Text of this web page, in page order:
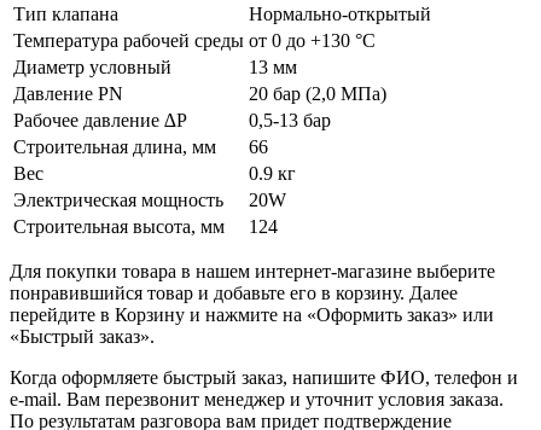
Тип клапана
Нормально-открытый
Температура рабочей среды от 0 до +130 °С
Диаметр условный
13 мм
Давление PN
20 бар (2,0 МПа)
Рабочее давление ∆P
0,5-13 бар
Строительная длина, мм
66
Вес
0.9 кг
Электрическая мощность
20W
Строительная высота, мм
124
Для покупки товара в нашем интернет-магазине выберите
понравившийся товар и добавьте его в корзину. Далее
перейдите в Корзину и нажмите на «Оформить заказ» или
«Быстрый заказ».
Когда оформляете быстрый заказ, напишите ФИО, телефон и
e-mail. Вам перезвонит менеджер и уточнит условия заказа.
По результатам разговора вам придет подтверждение